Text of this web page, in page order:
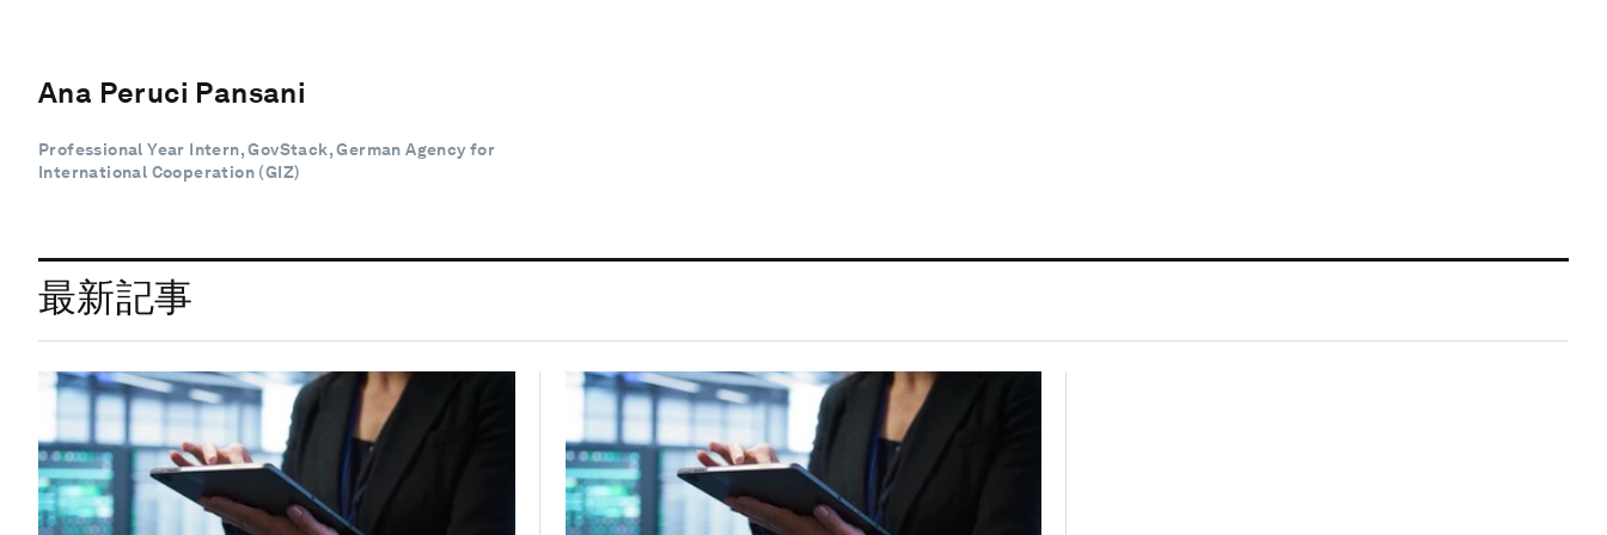
Ana Peruci Pansani
Professional Year Intern, GovStack, German Agency for
International Cooperation (GIZ)
最新記事